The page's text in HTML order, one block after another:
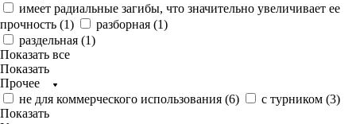
имеет радиальные загибы, что значительно увеличивает ее
прочность (1) разборная (1)
раздельная (1)
Показать все
Показать
Прочее
не для коммерческого использования (6) с турником (3)
Показать